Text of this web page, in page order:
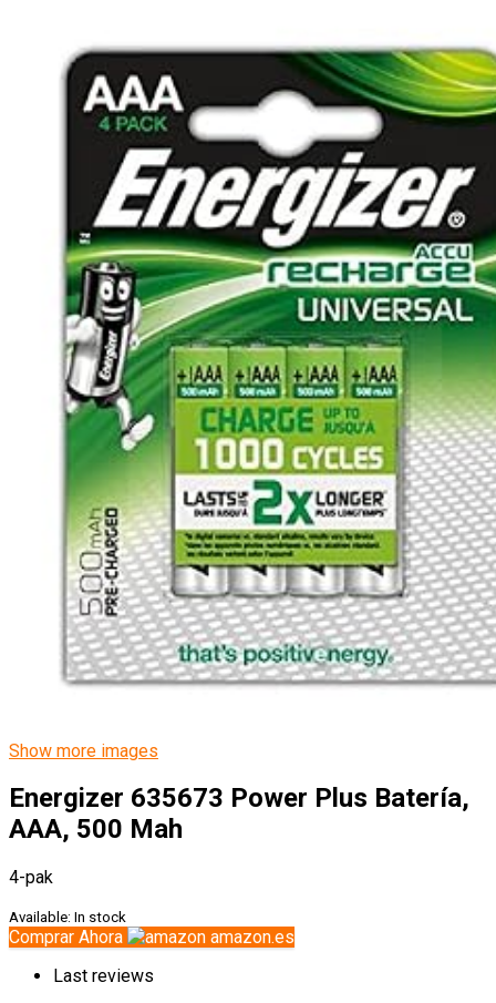
Show more images
Energizer 635673 Power Plus Batería,
AAA, 500 Mah
4-pak
Available: In stock
Comprar Ahora
amazon.es
Last reviews